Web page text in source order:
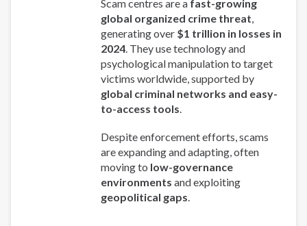
Scam centres are a fast-growing
global organized crime threat,
generating over $1 trillion in losses in
2024. They use technology and
psychological manipulation to target
victims worldwide, supported by
global criminal networks and easy-
to-access tools.
Despite enforcement efforts, scams
are expanding and adapting, often
moving to low-governance
environments and exploiting
geopolitical gaps.